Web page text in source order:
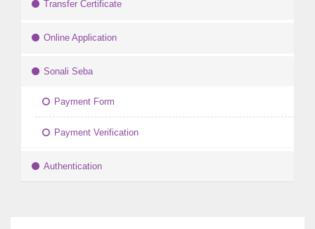
Transfer Certificate
Online Application
Sonali Seba
Payment Form
Payment Verification
Authentication